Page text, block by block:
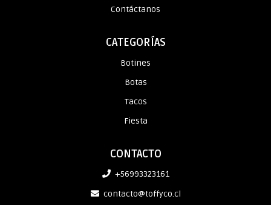
Contáctanos
CATEGORÍAS
Botines
Botas
Tacos
Fiesta
CONTACTO
+56993323161
contacto@toffyco.cl